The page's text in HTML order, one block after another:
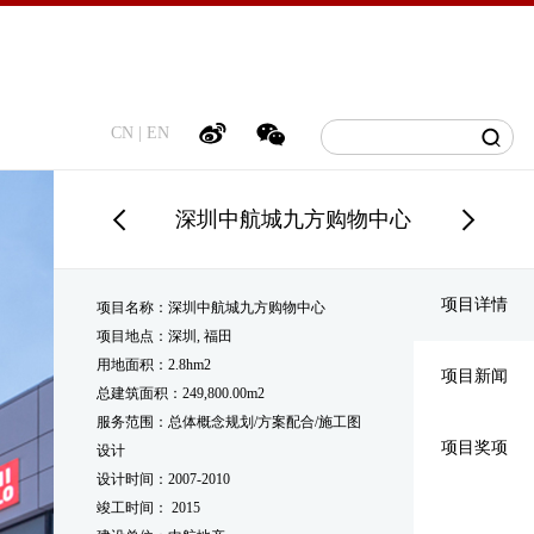
CN EN
深圳中航城九方购物中心
项目名称：深圳中航城九方购物中心
项目地点：深圳, 福田
用地面积：2.8hm2
总建筑面积：249,800.00m2
服务范围：总体概念规划/方案配合/施工图
设计
设计时间：2007-2010
竣工时间： 2015
项目详情
项目新闻
项目奖项